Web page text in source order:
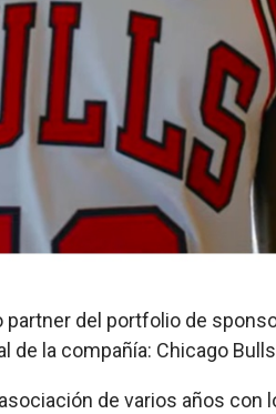
partner del portfolio de
de la compañía: Chicago
de varios años con